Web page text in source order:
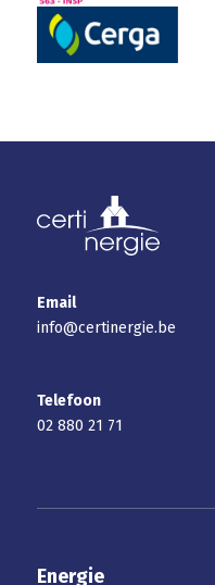
Email
info@certinergie.be
Telefoon
02 880 21 71
Energie